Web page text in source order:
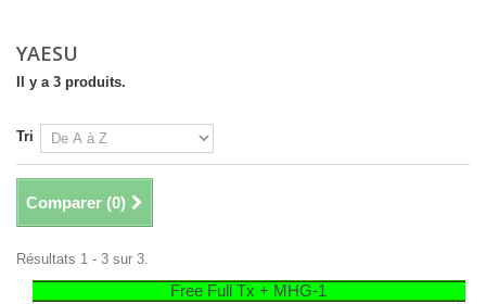
YAESU
Il y a 3 produits.
Tri
Comparer (0)
Résultats 1 - 3 sur 3.
Free Full Tx + MHG-1